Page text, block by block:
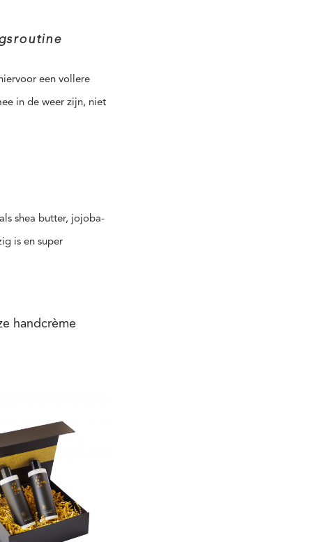
een vollere
in de weer zijn, niet
shea butter, jojoba-
is en super
handcrème